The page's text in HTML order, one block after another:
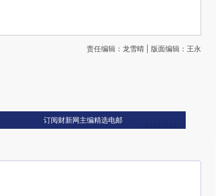
责任编辑：龙雪晴 | 版面编辑：王永
订阅财新网主编精选电邮